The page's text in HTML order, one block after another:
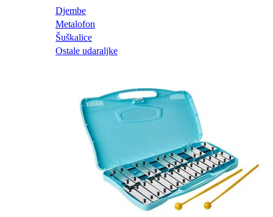
Djembe
Metalofon
Šuškalice
Ostale udaraljke